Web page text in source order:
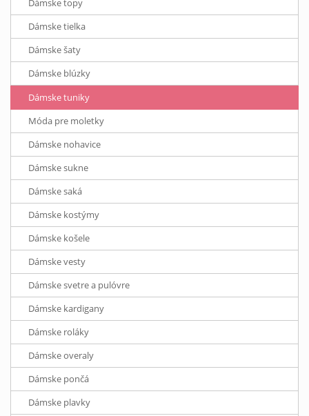
Dámske topy
Dámske tielka
Dámske šaty
Dámske blúzky
Dámske tuniky
Móda pre moletky
Dámske nohavice
Dámske sukne
Dámske saká
Dámske kostýmy
Dámske košele
Dámske vesty
Dámske svetre a pulóvre
Dámske kardigany
Dámske roláky
Dámske overaly
Dámske pončá
Dámske plavky